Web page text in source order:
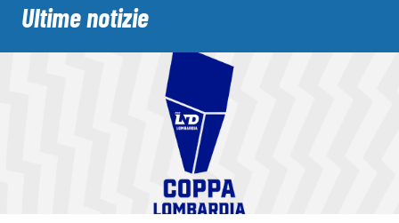
Ultime notizie